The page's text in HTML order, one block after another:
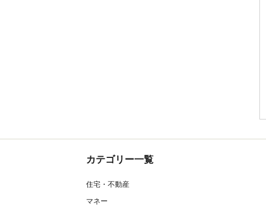
カテゴリー一覧
住宅・不動産
マネー